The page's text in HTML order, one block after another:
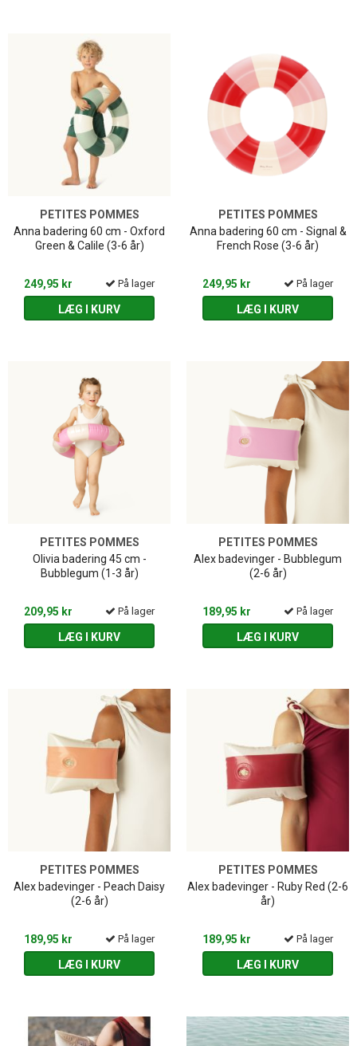
PETITES POMMES
Anna badering 60 cm - Oxford
Green & Calile (3-6 år)
249,95 kr På lager
LÆG I KURV
PETITES POMMES
Anna badering 60 cm - Signal &
French Rose (3-6 år)
249,95 kr På lager
LÆG I KURV
PETITES POMMES
Olivia badering 45 cm -
Bubblegum (1-3 år)
209,95 kr På lager
LÆG I KURV
PETITES POMMES
Alex badevinger - Bubblegum
(2-6 år)
189,95 kr På lager
LÆG I KURV
PETITES POMMES
Alex badevinger - Peach Daisy
(2-6 år)
189,95 kr På lager
LÆG I KURV
PETITES POMMES
Alex badevinger - Ruby Red (2-6
år)
189,95 kr På lager
LÆG I KURV